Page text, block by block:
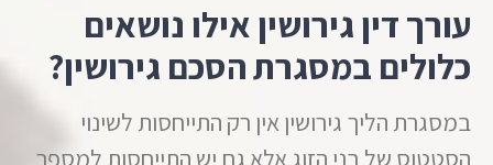
עורך דין גירושין אילו נושאים
כלולים במסגרת הסכם גירושין?
במסגרת הליך גירושין אין רק התייחסות לשינוי
הסטטוס של בני הזוג אלא גם יש התייחסות למספר